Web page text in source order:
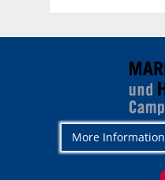
More Information